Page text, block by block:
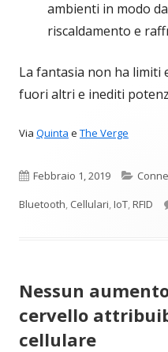
ambienti in modo
riscaldamento e
La fantasia non ha limiti
fuori altri e inediti
Via Quinta e The Verge
Pubblicato
Febbraio 1, 2019
Bluetooth, Cellulari,IoT,RFID
Nessun
cervello
cellulare